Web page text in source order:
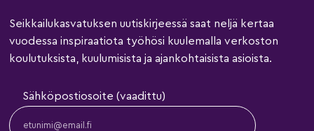
Seikkailukasvatuksen uutiskirjeessä saat neljä kertaa
vuodessa inspiraatiota työhösi kuulemalla verkoston
koulutuksista, kuulumisista ja ajankohtaisista asioista.
Sähköpostiosoite (vaadittu)